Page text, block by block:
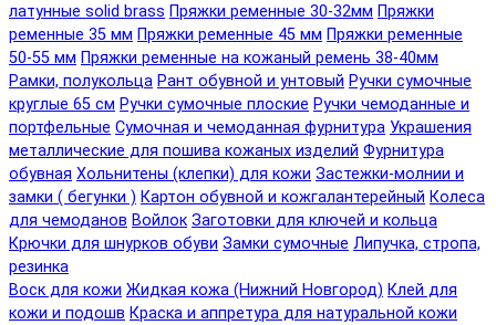
латунные solid brass Пряжки ременные 30-32мм Пряжки
ременные 35 мм Пряжки ременные 45 мм Пряжки ременные
50-55 мм Пряжки ременные на кожаный ремень 38-40мм
Рамки, полукольца Рант обувной и унтовый Ручки сумочные
круглые 65 см Ручки сумочные плоские Ручки чемоданные и
портфельные Сумочная и чемоданная фурнитура Украшения
металлические для пошива кожаных изделий Фурнитура
обувная Хольнитены (клепки) для кожи Застежки-молнии и
замки ( бегунки ) Картон обувной и кожгалантерейный Колеса
для чемоданов Войлок Заготовки для ключей и кольца
Крючки для шнурков обуви Замки сумочные Липучка, стропа,
резинка
Воск для кожи Жидкая кожа (Нижний Новгород) Клей для
кожи и подошв Краска и аппретура для натуральной кожи